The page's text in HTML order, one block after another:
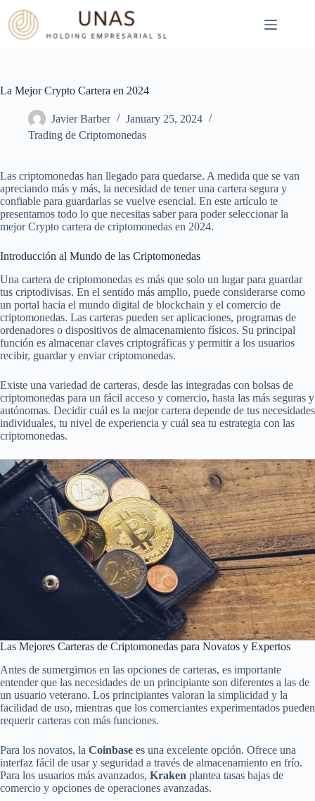
content
La Mejor Crypto Cartera en 2024
Javier Barber
January 25, 2024
Trading de Criptomonedas
Las criptomonedas han llegado para quedarse. A medida que se van
apreciando más y más, la necesidad de tener una cartera segura y
confiable para guardarlas se vuelve esencial. En este artículo te
presentamos todo lo que necesitas saber para poder seleccionar la
mejor Crypto cartera de criptomonedas en 2024.
Introducción al Mundo de las Criptomonedas
Una cartera de criptomonedas es más que solo un lugar para guardar
tus criptodivisas. En el sentido más amplio, puede considerarse como
un portal hacia el mundo digital de blockchain y el comercio de
criptomonedas. Las carteras pueden ser aplicaciones, programas de
ordenadores o dispositivos de almacenamiento físicos. Su principal
función es almacenar claves criptográficas y permitir a los usuarios
recibir, guardar y enviar criptomonedas.
Existe una variedad de carteras, desde las integradas con bolsas de
criptomonedas para un fácil acceso y comercio, hasta las más seguras y
autónomas. Decidir cuál es la mejor cartera depende de tus necesidades
individuales, tu nivel de experiencia y cuál sea tu estrategia con las
criptomonedas.
Las Mejores Carteras de Criptomonedas para Novatos y Expertos
Antes de sumergirnos en las opciones de carteras, es importante
entender que las necesidades de un principiante son diferentes a las de
un usuario veterano. Los principiantes valoran la simplicidad y la
facilidad de uso, mientras que los comerciantes experimentados pueden
requerir carteras con más funciones.
Para los novatos, la Coinbase es una excelente opción. Ofrece una
interfaz fácil de usar y seguridad a través de almacenamiento en frío.
Para los usuarios más avanzados, Kraken plantea tasas bajas de
comercio y opciones de operaciones avanzadas.